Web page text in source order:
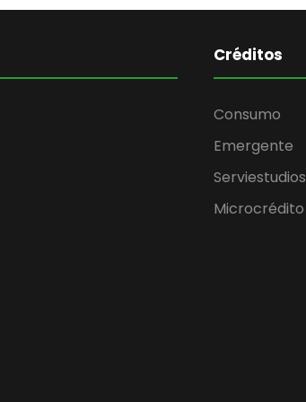
Créditos
Consumo
Emergente
Serviestudios
Microcrédito